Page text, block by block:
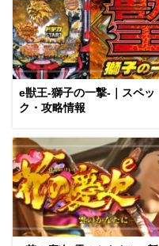
e獣王-獅子の一撃-｜スペッ
ク・攻略情報